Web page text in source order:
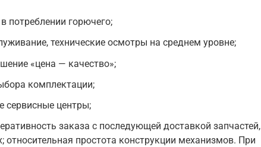
потреблении горючего;
технические осмотры на среднем уровне;
«цена — качество»;
комплектации;
сервисные центры;
заказа с последующей доставкой запчастей,
простота конструкции механизмов. При